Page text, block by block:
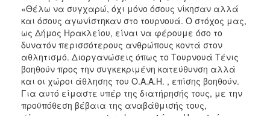
«Θέλω να συγχαρώ, όχι μόνο όσους νίκησαν αλλά
και όσους αγωνίστηκαν στο τουρνουά. Ο στόχος μας,
ως Δήμος Ηρακλείου, είναι να φέρουμε όσο το
δυνατόν περισσότερους ανθρώπους κοντά στον
αθλητισμό. Διοργανώσεις όπως το Τουρνουά Τένις
βοηθούν προς την συγκεκριμένη κατεύθυνση αλλά
και οι χώροι άθλησης του Ο.Α.Α.Η. , επίσης βοηθούν.
Για αυτό είμαστε υπέρ της διατήρησής τους, με την
προϋπόθεση βέβαια της αναβάθμισής τους,